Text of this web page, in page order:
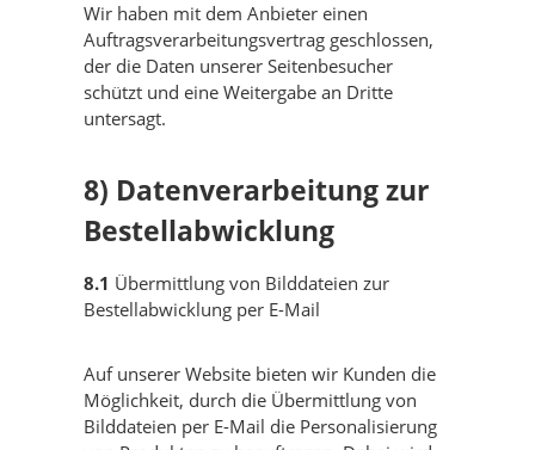
Wir haben mit dem Anbieter einen
Auftragsverarbeitungsvertrag geschlossen,
der die Daten unserer Seitenbesucher
schützt und eine Weitergabe an Dritte
untersagt.
8) Datenverarbeitung zur
Bestellabwicklung
8.1 Übermittlung von Bilddateien zur
Bestellabwicklung per E-Mail
Auf unserer Website bieten wir Kunden die
Möglichkeit, durch die Übermittlung von
Bilddateien per E-Mail die Personalisierung